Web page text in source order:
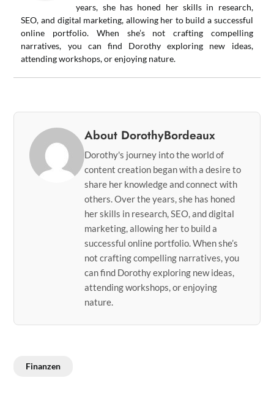
years, she has honed her skills in research,
SEO, and digital marketing, allowing her to build a successful
online portfolio. When she’s not crafting compelling
narratives, you can find Dorothy exploring new ideas,
attending workshops, or enjoying nature.
About DorothyBordeaux
Dorothy's journey into the world of
content creation began with a desire to
share her knowledge and connect with
others. Over the years, she has honed
her skills in research, SEO, and digital
marketing, allowing her to build a
successful online portfolio. When she’s
not crafting compelling narratives, you
can find Dorothy exploring new ideas,
attending workshops, or enjoying
nature.
Finanzen